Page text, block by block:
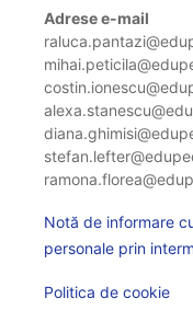
Adrese e-mail
Notă de informare
personale prin
Politica de cookie